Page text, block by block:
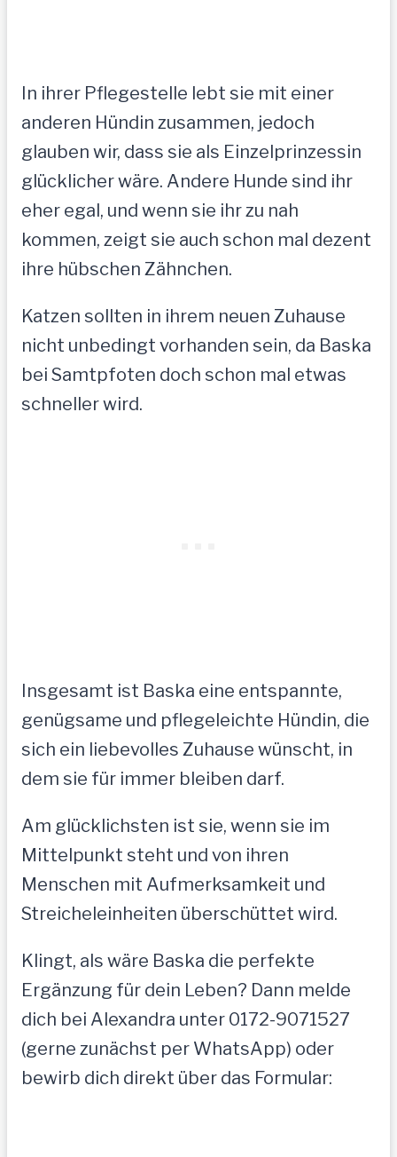
In ihrer Pflegestelle lebt sie mit einer
anderen Hündin zusammen, jedoch
glauben wir, dass sie als Einzelprinzessin
glücklicher wäre. Andere Hunde sind ihr
eher egal, und wenn sie ihr zu nah
kommen, zeigt sie auch schon mal dezent
ihre hübschen Zähnchen.
Katzen sollten in ihrem neuen Zuhause
nicht unbedingt vorhanden sein, da Baska
bei Samtpfoten doch schon mal etwas
schneller wird.
Insgesamt ist Baska eine entspannte,
genügsame und pflegeleichte Hündin, die
sich ein liebevolles Zuhause wünscht, in
dem sie für immer bleiben darf.
Am glücklichsten ist sie, wenn sie im
Mittelpunkt steht und von ihren
Menschen mit Aufmerksamkeit und
Streicheleinheiten überschüttet wird.
Klingt, als wäre Baska die perfekte
Ergänzung für dein Leben? Dann melde
dich bei Alexandra unter 0172-9071527
(gerne zunächst per WhatsApp) oder
bewirb dich direkt über das Formular: